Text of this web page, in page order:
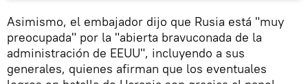
Asimismo, el embajador dijo que Rusia está "muy
preocupada" por la "abierta bravuconada de la
administración de EEUU", incluyendo a sus
generales, quienes afirman que los eventuales